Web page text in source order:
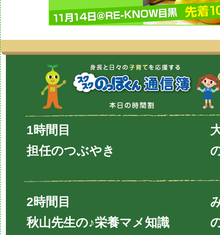
1時間目
担任のつぶやき
2時間目
秋山先生の♪栄養マメ知識